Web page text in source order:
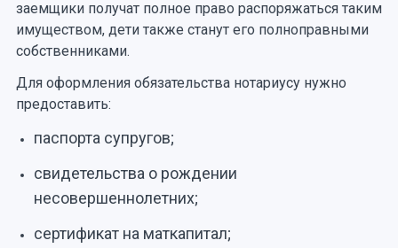
заемщики получат полное право распоряжаться таким
имуществом, дети также станут его полноправными
собственниками.
Для оформления обязательства нотариусу нужно
предоставить:
паспорта супругов;
свидетельства о рождении
несовершеннолетних;
сертификат на маткапитал;